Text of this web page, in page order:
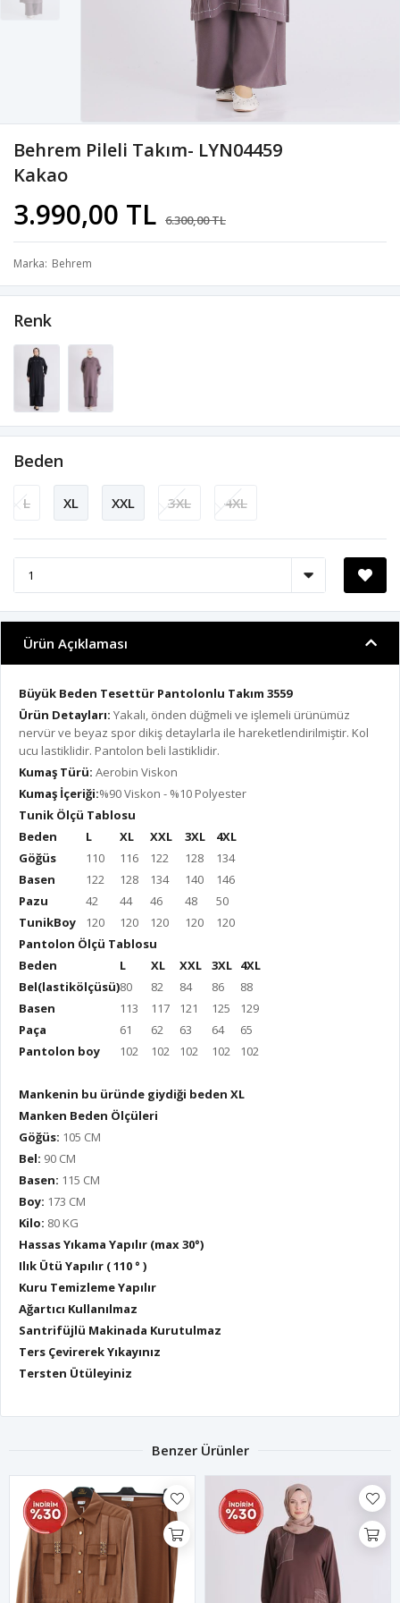
Behrem Pileli Takım- LYN04459
Kakao
3.990,00 TL 6.300,00 TL
Marka Behrem
Renk
Beden
L XL XXL 3XL 4XL
Ürün Açıklaması
Büyük Beden Tesettür Pantolonlu Takım 3559
Ürün Detayları: Yakalı, önden düğmeli ve işlemeli ürünümüz
nervür ve beyaz spor dikiş detaylarla ile hareketlendirilmiştir. Kol
ucu lastiklidir. Pantolon beli lastiklidir.
Kumaş Türü: Aerobin Viskon
Kumaş İçeriği:%90 Viskon - %10 Polyester
Tunik Ölçü Tablosu
Beden
L XL XXL 3XL
4XL
Göğüs
110 116 122 128
134
Basen
122 128 134 140
146
Pazu
42 44 46 48
50
TunikBoy
120 120 120 120
120
Pantolon Ölçü Tablosu
Beden
L XL XXL 3XL 4XL
Bel(lastikölçüsü)80 82 84 86
88
Basen
113 117 121 125
129
Paça
61 62 63 64
65
Pantolon boy
102 102 102 102 102
Mankenin bu üründe giydiği beden XL
Manken Beden Ölçüleri
Göğüs: 105 CM
Bel: 90 CM
Basen: 115 CM
Boy: 173 CM
Kilo: 80 KG
Hassas Yıkama Yapılır (max 30°)
Ilık Ütü Yapılır ( 110 ° )
Kuru Temizleme Yapılır
Ağartıcı Kullanılmaz
Santrifüjlü Makinada Kurutulmaz
Ters Çevirerek Yıkayınız
Tersten Ütüleyiniz
Benzer Ürünler